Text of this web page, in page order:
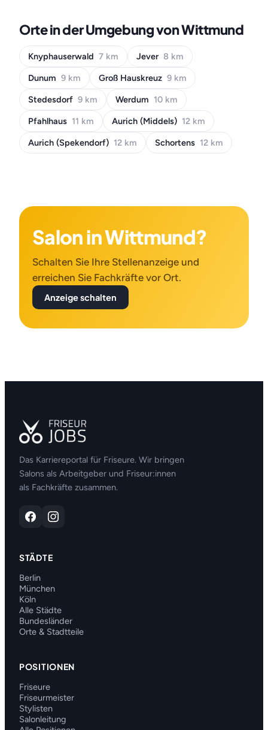
Orte in der Umgebung von Wittmund
Knyphauserwald 7 km Jever 8 km
Dunum 9 km Groß Hauskreuz 9 km
Stedesdorf 9 km Werdum 10 km
Pfahlhaus 11 km Aurich (Middels) 12 km
Aurich (Spekendorf) 12 km Schortens 12 km
Salon in Wittmund?
Schalten Sie Ihre Stellenanzeige und
erreichen Sie Fachkräfte vor Ort.
Anzeige schalten
Das Karriereportal für Friseure. Wir bringen
Salons als Arbeitgeber und Friseur:innen
als Fachkräfte zusammen.
STÄDTE
Berlin
München
Köln
Alle Städte
Bundesländer
Orte & Stadtteile
POSITIONEN
Friseure
Friseurmeister
Stylisten
Salonleitung